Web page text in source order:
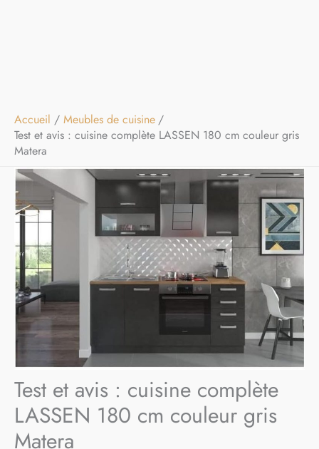
Accueil
Meubles de cuisine
Test et avis : cuisine complète LASSEN 180 cm couleur gris
Matera
Test et avis : cuisine complète
LASSEN 180 cm couleur gris
Matera